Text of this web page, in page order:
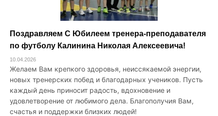
Поздравляем С Юбилеем тренера-преподавателя
по футболу Калинина Николая Алексеевича!
10.04.2026
Желаем Вам крепкого здоровья, неиссякаемой энергии,
новых тренерских побед и благодарных учеников. Пусть
каждый день приносит радость, вдохновение и
удовлетворение от любимого дела. Благополучия Вам,
счастья и поддержки близких людей!